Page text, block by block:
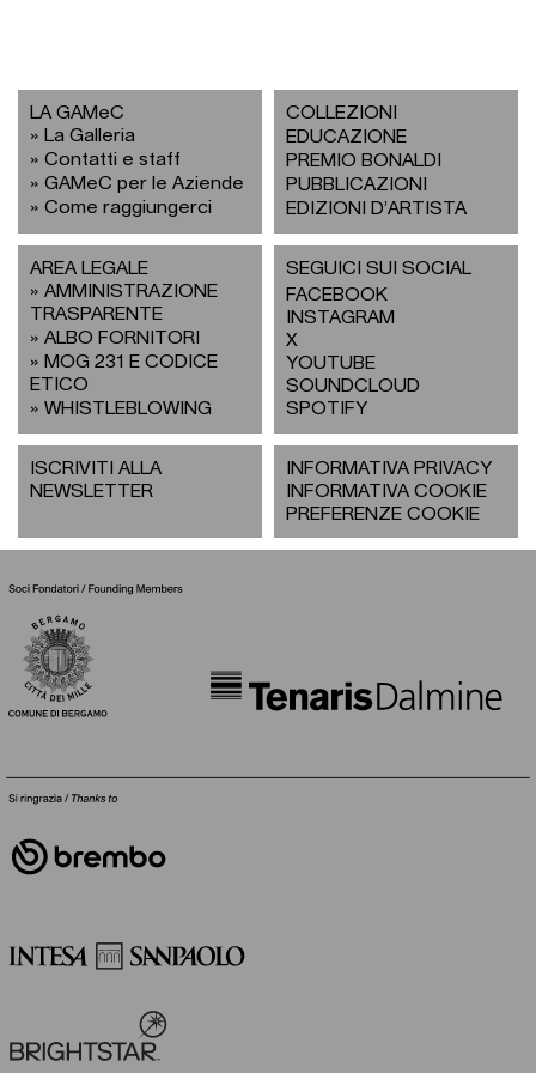
LA GAMeC
La Galleria
Contatti e staff
GAMeC per le Aziende
Come raggiungerci
COLLEZIONI
EDUCAZIONE
PREMIO BONALDI
PUBBLICAZIONI
EDIZIONI D’ARTISTA
AREA LEGALE
AMMINISTRAZIONE
TRASPARENTE
ALBO FORNITORI
MOG 231 E CODICE
ETICO
WHISTLEBLOWING
SEGUICI SUI SOCIAL
FACEBOOK
INSTAGRAM
X
YOUTUBE
SOUNDCLOUD
SPOTIFY
ISCRIVITI ALLA
NEWSLETTER
INFORMATIVA PRIVACY
INFORMATIVA COOKIE
PREFERENZE COOKIE